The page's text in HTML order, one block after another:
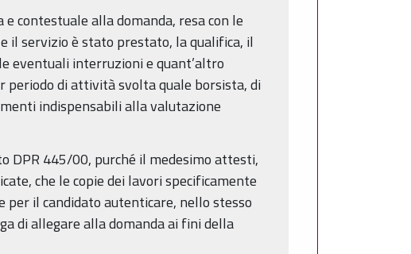
contestuale alla domanda, resa con le
il servizio è stato prestato, la qualifica, il
eventuali interruzioni e quant’altro
periodo di attività svolta quale borsista, di
indispensabili alla valutazione
DPR 445/00, purché il medesimo attesti,
che le copie dei lavori specificamente
il candidato autenticare, nello stesso
di allegare alla domanda ai fini della